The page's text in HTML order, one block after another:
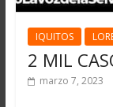
IQUITOS
2 MIL
marzo 7, 2023